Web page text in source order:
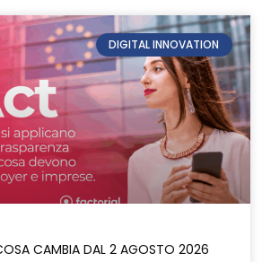
DIGITAL INNOVATION
CAMBIA DAL 2 AGOSTO 2026